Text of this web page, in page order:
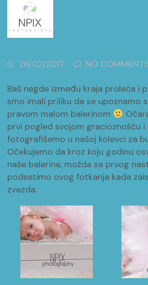
26/02/2017 NO
Baš negde između kraja proleća i
smo imali priliku da se upoznamo
pravom malom balerinom
prvi pogled svojom gracioznošću i
fotografišemo u našoj kolevci za
Očekujemo da kroz koju godinu
naše balerine, možda sa prvog
podsetimo ovog fotkanja kada
zvezda.